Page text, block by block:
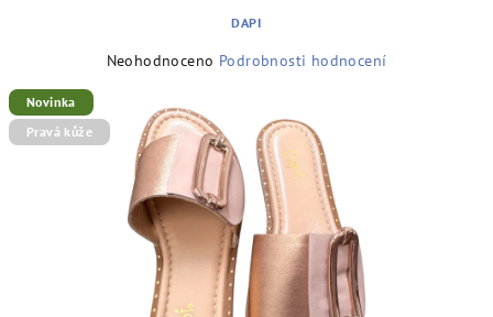
DAPI
produktu
je
0,0
Neohodnoceno Podrobnosti hodnocení
Novinka
Pravá kůže